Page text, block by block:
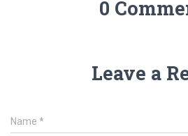
0
Leave a
Name *